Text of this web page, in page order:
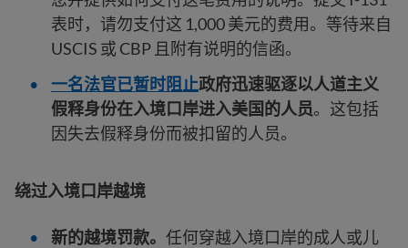
表时，请勿支付这 1,000 美元的费用。等待来自
USCIS 或 CBP 且附有说明的信函。
一名法官已暂时阻止政府迅速驱逐以人道主义
假释身份在入境口岸进入美国的人员。这包括
因失去假释身份而被扣留的人员。
绕过入境口岸越境
新的越境罚款。 任何穿越入境口岸的成人或儿